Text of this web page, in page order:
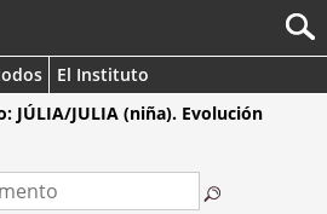
El Instituto
JÚLIA/JULIA (niña). Evolución